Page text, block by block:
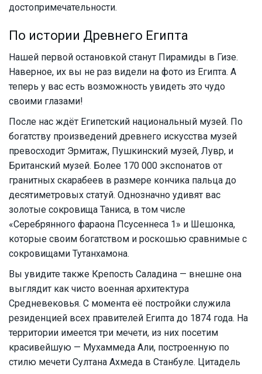
достопримечательности.
По истории Древнего Египта
Нашей первой остановкой станут Пирамиды в Гизе.
Наверное, их вы не раз видели на фото из Египта. А
теперь у вас есть возможность увидеть это чудо
своими глазами!
После нас ждёт Египетский национальный музей. По
богатству произведений древнего искусства музей
превосходит Эрмитаж, Пушкинский музей, Лувр, и
Британский музей. Более 170 000 экспонатов от
гранитных скарабеев в размере кончика пальца до
десятиметровых статуй. Однозначно удивят вас
золотые сокровища Таниса, в том числе
«Серебрянного фараона Псусеннеса 1» и Шешонка,
которые своим богатством и роскошью сравнимые с
сокровищами Тутанхамона.
Вы увидите также Крепость Саладина — внешне она
выглядит как чисто военная архитектура
Средневековья. С момента её постройки служила
резиденцией всех правителей Египта до 1874 года. На
территории имеется три мечети, из них посетим
красивейшую — Мухаммеда Али, построенную по
стилю мечети Султана Ахмеда в Станбуле. Цитадель